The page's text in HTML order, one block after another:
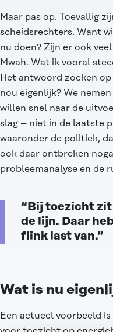
Maar pas op. Toevallig
scheidsrechters. Want
nu doen? Zijn er ook
Mwah. Wat ik vooral
Het antwoord zoeken
nou eigenlijk? We
willen snel naar de
slag – niet in de laatste
waaronder de politiek,
ook daar ontbreken
probleemanalyse en de
“Bij toezicht
de lijn. Daar
flink last van.”
Wat is nu
Een actueel voorbeeld